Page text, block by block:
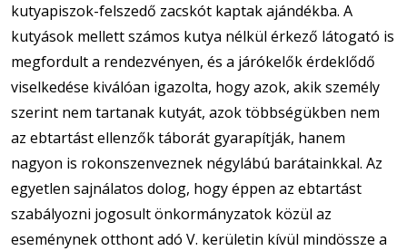
kutyapiszok-felszedő zacskót kaptak ajándékba. A
kutyások mellett számos kutya nélkül érkező látogató is
megfordult a rendezvényen, és a járókelők érdeklődő
viselkedése kiválóan igazolta, hogy azok, akik személy
szerint nem tartanak kutyát, azok többségükben nem
az ebtartást ellenzők táborát gyarapítják, hanem
nagyon is rokonszenveznek négylábú barátainkkal. Az
egyetlen sajnálatos dolog, hogy éppen az ebtartást
szabályozni jogosult önkormányzatok közül az
eseménynek otthont adó V. kerületin kívül mindössze a